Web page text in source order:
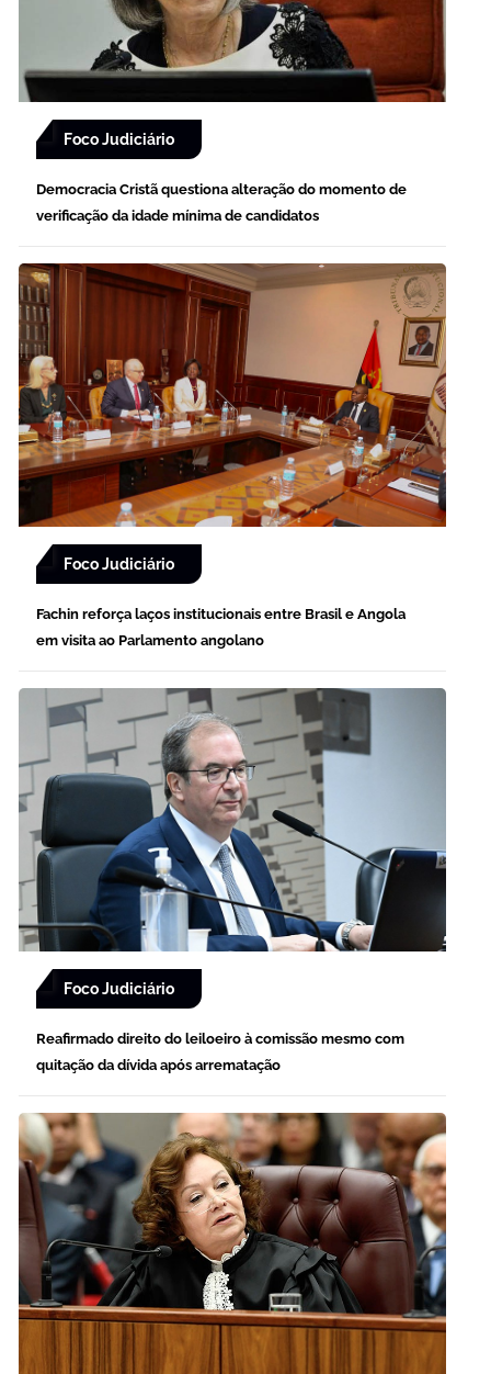
Foco Judiciário
Democracia Cristã questiona alteração do momento de
verificação da idade mínima de candidatos
Foco Judiciário
Fachin reforça laços institucionais entre Brasil e Angola
em visita ao Parlamento angolano
Foco Judiciário
Reafirmado direito do leiloeiro à comissão mesmo com
quitação da dívida após arrematação